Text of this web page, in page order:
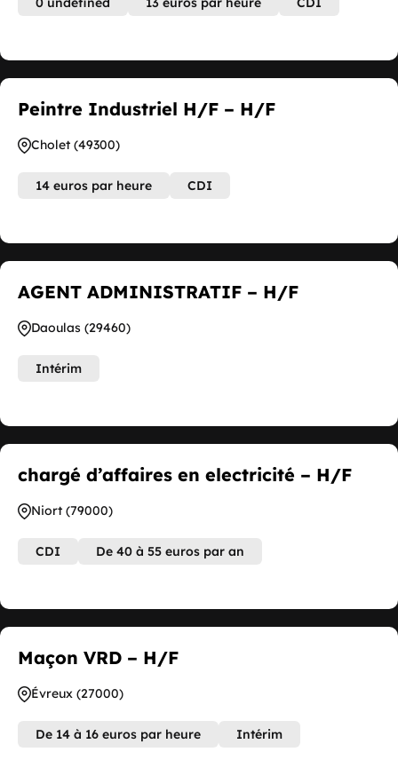
Peintre Industriel H/F – H/F
Cholet (49300)
14 euros par heure CDI
AGENT ADMINISTRATIF – H/F
Daoulas (29460)
Intérim
chargé d’affaires en electricité – H/F
Niort (79000)
CDI De 40 à 55 euros par an
Maçon VRD – H/F
Évreux (27000)
De 14 à 16 euros par heure Intérim